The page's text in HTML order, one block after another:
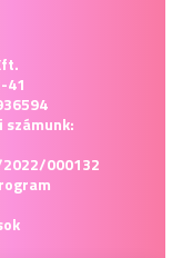
41
000132